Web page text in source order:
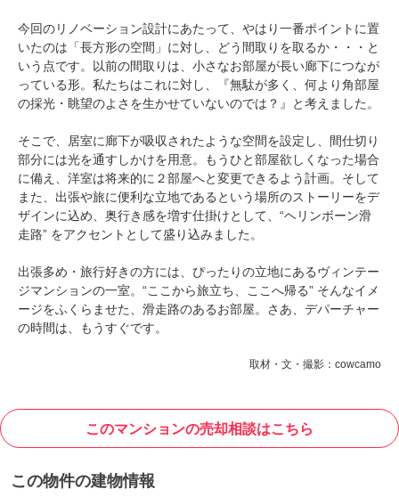
今回のリノベーション設計にあたって、やはり一番ポイントに置
いたのは「長方形の空間」に対し、どう間取りを取るか・・・と
いう点です。以前の間取りは、小さなお部屋が長い廊下につなが
っている形。私たちはこれに対し、『無駄が多く、何より角部屋
の採光・眺望のよさを生かせていないのでは？』と考えました。
そこで、居室に廊下が吸収されたような空間を設定し、間仕切り
部分には光を通すしかけを用意。もうひと部屋欲しくなった場合
に備え、洋室は将来的に２部屋へと変更できるよう計画。そして
また、出張や旅に便利な立地であるという場所のストーリーをデ
ザインに込め、奥行き感を増す仕掛けとして、“ヘリンボーン滑
走路” をアクセントとして盛り込みました。
出張多め・旅行好きの方には、ぴったりの立地にあるヴィンテー
ジマンションの一室。“ここから旅立ち、ここへ帰る” そんなイメ
ージをふくらませた、滑走路のあるお部屋。さあ、デパーチャー
の時間は、もうすぐです。
取材・文・撮影：cowcamo
このマンションの売却相談はこちら
この物件の建物情報